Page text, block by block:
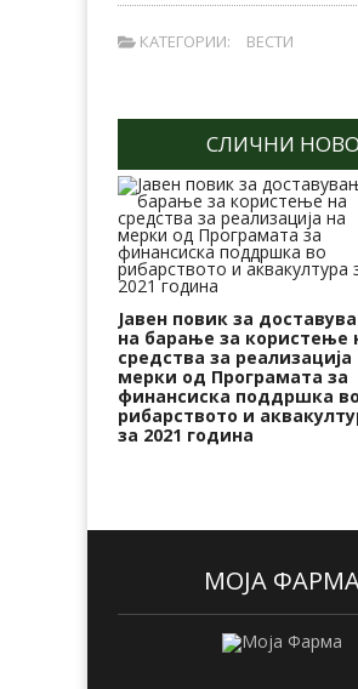
КАТЕГОРИИ: ВЕСТИ
СЛИЧНИ
Јавен повик за
на барање за користење
средства за реализација
мерки од Програмата за
финансиска поддршка во
рибарството и
за 2021 година
МОЈА